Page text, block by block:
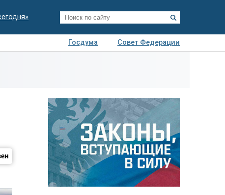
Госдума
Совет Федерации